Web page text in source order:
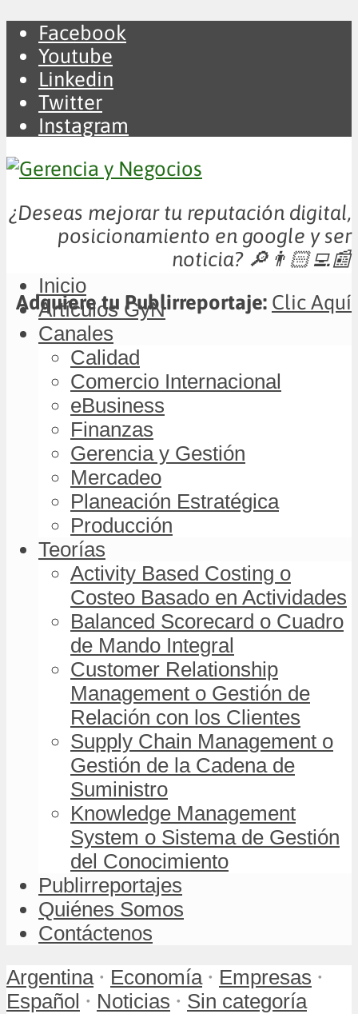
Facebook
Youtube
Linkedin
Twitter
Instagram
¿Deseas mejorar tu reputación digital,
posicionamiento en google y ser
noticia? 🔎👨🏻‍💻📰
Adquiere tu Publirreportaje: Clic Aquí
Inicio
Artículos GyN
Canales
Calidad
Comercio Internacional
eBusiness
Finanzas
Gerencia y Gestión
Mercadeo
Planeación Estratégica
Producción
Teorías
Activity Based Costing o
Costeo Basado en Actividades
Balanced Scorecard o Cuadro
de Mando Integral
Customer Relationship
Management o Gestión de
Relación con los Clientes
Supply Chain Management o
Gestión de la Cadena de
Suministro
Knowledge Management
System o Sistema de Gestión
del Conocimiento
Publirreportajes
Quiénes Somos
Contáctenos
Argentina • Economía • Empresas •
Español • Noticias • Sin categoría